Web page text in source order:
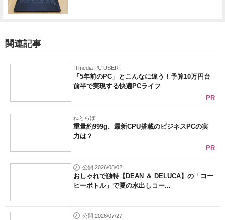
関連記事
ITmedia PC USER
「5年前のPC」とこんなに違う！予算10万円台
前半で実現する快適PCライフ
PR
ねとらぼ
重量約999g、最新CPU搭載のビジネスPCの実
力は？
PR
公開 2026/08/02
おしゃれで独特【DEAN ＆ DELUCA】の「コー
ヒーボトル」で夏の水出しコー...
公開 2026/07/27